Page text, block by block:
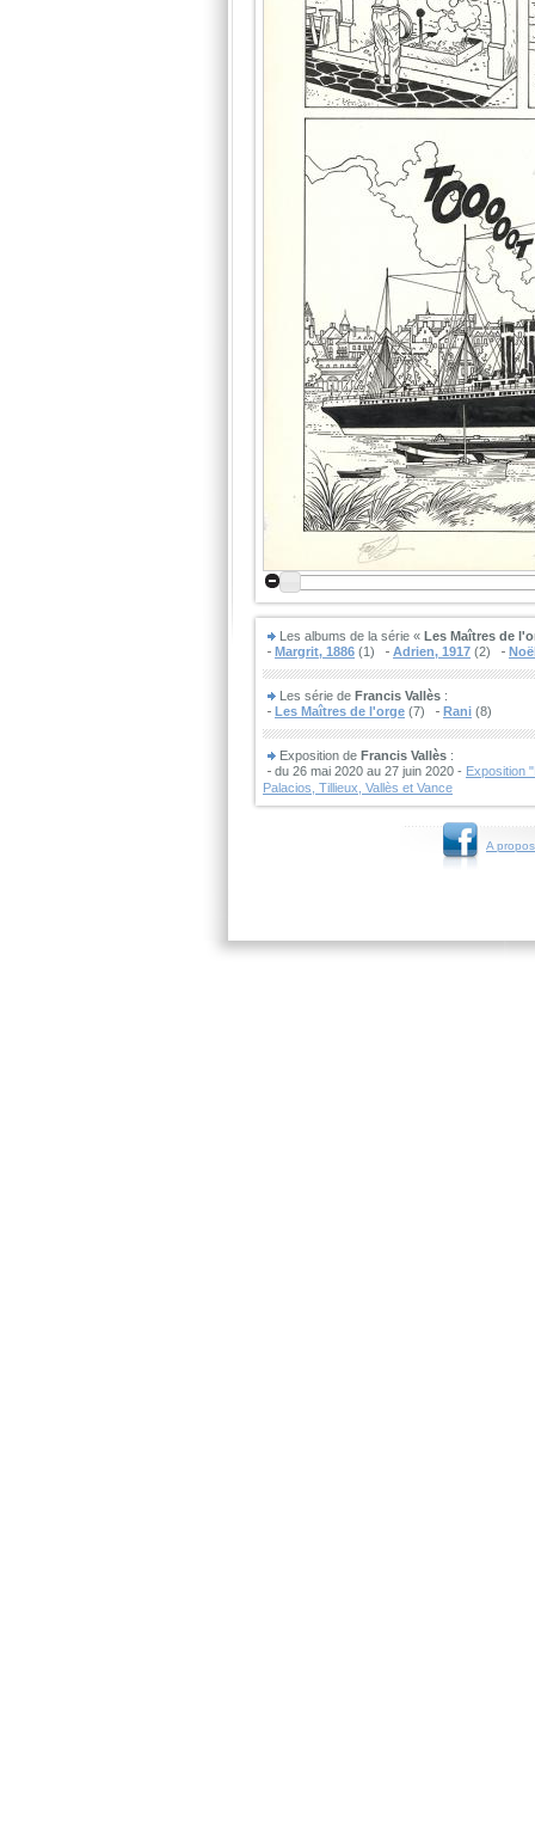
Les albums de la série « Les Maîtres de
Margrit, 1886 (1) Adrien, 1917 (2)
Les série de Francis Vallès :
Les Maîtres de l'orge (7) Rani (8)
Exposition de Francis Vallès :
du 26 mai 2020 au 27 juin 2020 - Exposition
Palacios, Tillieux, Vallès et Vance
A